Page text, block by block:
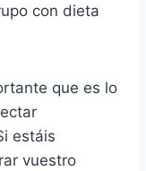
con dieta
que es lo
estáis
vuestro